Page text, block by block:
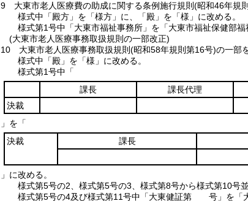
9
大東市老人医療費の助成に関する条例施行規則 (昭和46年規
様式中「殿方」を「様方」に、「殿」を「様」に改める。
様式第1号中「大東市福祉事務所」を「大東市福祉保健部
(大東市老人医療事務取扱規則の一部改正)
10
大東市老人医療事務取扱規則 (昭和58年規則第16号)の一部
様式中「殿」を「様」に改める。
様式第1号中「
課長
課長代理
決裁
」を「
決裁
課長
」に改める。
様式第5号の2、様式第5号の3、様式第8号から様式第
様式第5号の4及び様式第11号中「大東健証第 号」を